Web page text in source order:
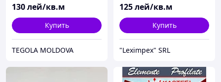
130лей/кв.м
Купить
TEGOLA MOLDOVA
125лей/кв.м
Купить
"Leximpex" SRL